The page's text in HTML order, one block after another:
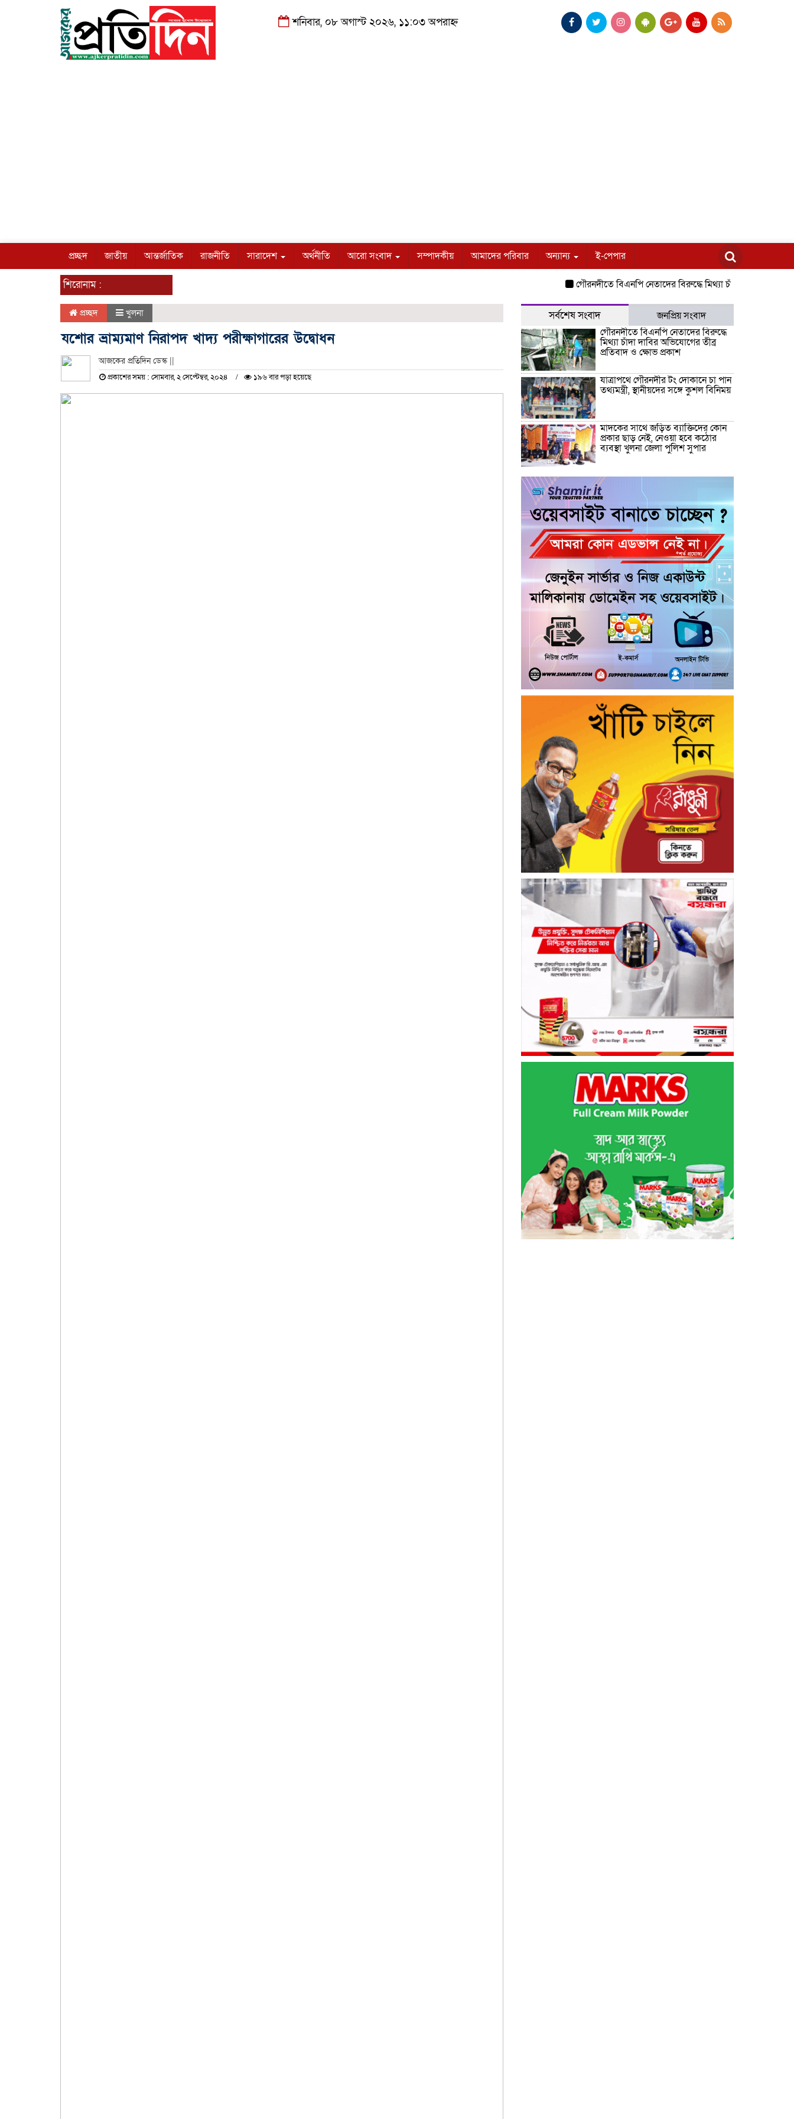
শনিবার, ০৮ অগাস্ট ২০২৬, ১১:০৩ অপরাহ্ন
প্রচ্ছদ জাতীয় আন্তর্জাতিক রাজনীতি সারাদেশ অর্থনীতি আরো সংবাদ সম্পাদকীয় আমাদের পরিবার অন্যান্য ই-পেপার
শিরোনাম : গৌরনদীতে বিএনপি নেতাদের বিরুদ্ধে মিথ্যা চাঁদা দাবির অভিযোগের
প্রচ্ছদ খুলনা
যশোর ভ্রাম্যমাণ নিরাপদ খাদ্য পরীক্ষাগারের উদ্বোধন
আজকের প্রতিদিন ডেস্ক ||
প্রকাশের সময় : সোমবার, ২ সেপ্টেম্বর, ২০২৪ ১৯৬ বার পড়া হয়েছে
সর্বশেষ সংবাদ
জনপ্রিয় সংবাদ
গৌরনদীতে বিএনপি নেতাদের বিরুদ্ধে
মিথ্যা চাঁদা দাবির অভিযোগের তীব্র
প্রতিবাদ ও ক্ষোভ প্রকাশ
যাত্রাপথে গৌরনদীর টং দোকানে চা পান
তথ্যমন্ত্রী, স্থানীয়দের সঙ্গে কুশল বিনিময়
মাদকের সাথে জড়িত ব্যাক্তিদের কোন
প্রকার ছাড় নেই, নেওয়া হবে কঠোর
ব্যবস্থা খুলনা জেলা পুলিশ সুপার
“জুলাই কোন দল বা গোষ্টীর নয়, এটি
সমগ্র জাতির ” অ্যাডভোকেট জালাল
উদ্দিন এমপি
ধামরাইয়ে ট্রাক চাপায় মোটরসাইকেল
আরোহী পশু চিকিৎসক নিহত, আহত ৩
কয়রায় জুলাই ছাত্র গণঅভ্যুত্থানের ২য়
বার্ষিকী উপলক্ষে জামায়াতের দোয়া ও
গণমিছিল
জুলাই গণ-অভ্যুত্থান দিবসের অনুষ্ঠানে
গণঅধিকার পরিষদের নেতাকে হেনস্থার
অভিযোগ
গৌরনদীতে নিরাপদ অভিবাসন ও
দক্ষতা উন্নয়ন শীর্ষক সেমিনার অনুষ্ঠিত,
আশুলিয়ার বাইপাইল পাইকারি কাঁচা
বাজারে চেয়ারম্যান প্রার্থী ইসরাফিল
হোসেনের নির্বাচনী প্রচারণা
আশুলিয়ার কাঠগড়া নয়াপাড়ায় কথিত
মাদক ব্যবসার অভিযোগ, পুলিশের
হস্তক্ষেপ কামনা এলাকাবাসীর